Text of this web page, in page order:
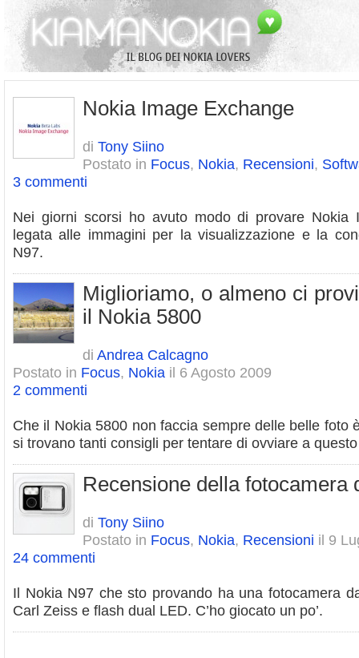
Nokia Image Exchange
di Tony Siino
Postato in Focus, Nokia, Recensioni,
3 commenti
Nei giorni scorsi ho avuto modo di provare Nokia
legata alle immagini per la visualizzazione e la
N97.
Miglioriamo, o almeno ci
il Nokia 5800
di Andrea Calcagno
Postato in Focus, Nokia il 6 Agosto 2009
2 commenti
Che il Nokia 5800 non faccia sempre delle belle foto
si trovano tanti consigli per tentare di ovviare a
Recensione della fotocamera
di Tony Siino
Postato in Focus, Nokia, Recensioni il 9
24 commenti
Il Nokia N97 che sto provando ha una fotocamera
Carl Zeiss e flash dual LED. C’ho giocato un po’.